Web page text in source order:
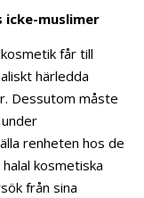
icke-muslimer
får till
härledda
Dessutom måste
renheten hos de
kosmetiska
från sina